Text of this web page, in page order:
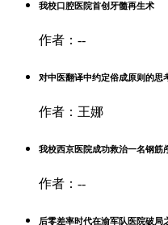
我校口腔医院首创牙髓再生术
作者：--
对中医翻译中约定俗成原则的思
作者：王娜
我校西京医院成功救治一名钢筋
作者：--
后零差率时代在渝军队医院破局